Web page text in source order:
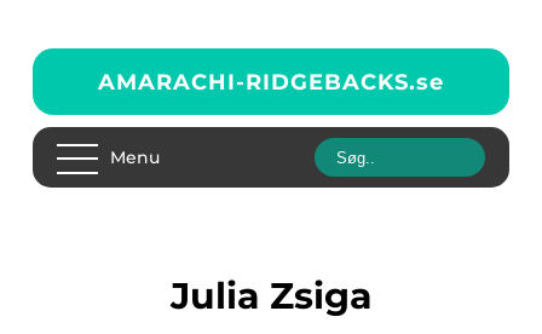
AMARACHI-RIDGEBACKS.se
Menu
Julia Zsiga